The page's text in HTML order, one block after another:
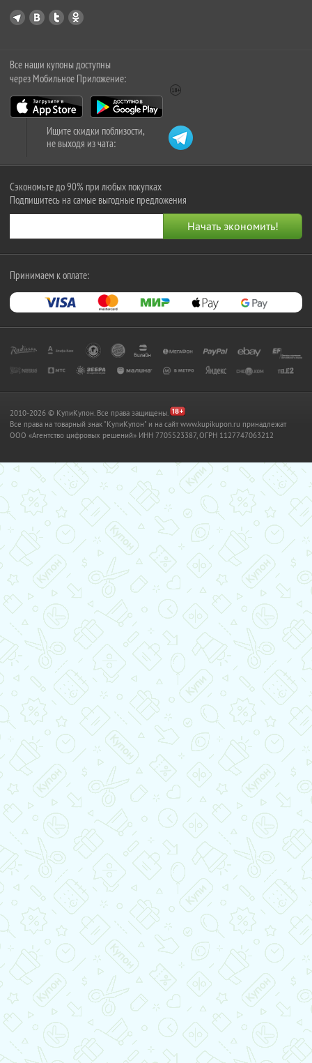
Все наши купоны доступны
через Мобильное Приложение:
Ищите скидки поблизости,
не выходя из чата:
Сэкономьте до 90% при любых покупках
Подпишитесь на самые выгодные предложения
Принимаем к оплате:
2010-2026 © КупиКупон. Все права защищены.
Все права на товарный знак "КупиКупон" и на сайт www.kupikupon.ru принадлежат
OOO «Агентство цифровых решений» ИНН 7705523387, ОГРН 1127747063212